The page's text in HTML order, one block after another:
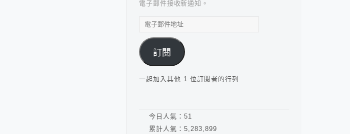
電子郵件接收新通知。
電
郵
件
地
址
訂閱
一起加入其他 1 位訂閱者的行列
今日人氣： 51
累計人氣： 5,283,899